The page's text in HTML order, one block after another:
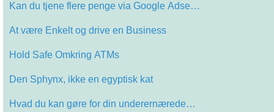
Kan du tjene flere penge via Google Adse…
At være Enkelt og drive en Business
Hold Safe Omkring ATMs
Den Sphynx, ikke en egyptisk kat
Hvad du kan gøre for din underernærede…